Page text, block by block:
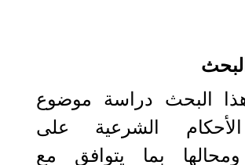
هذا البحث دراسة موضوع
الشرعية على
ومحالها بما يتوافق مع